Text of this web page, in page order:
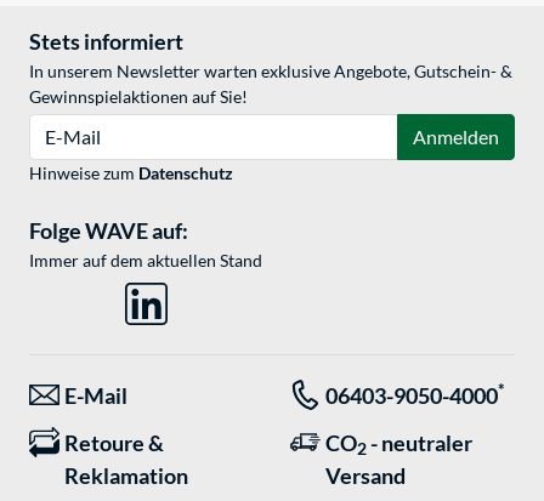
Stets informiert
In unserem Newsletter warten exklusive Angebote, Gutschein- &
Gewinnspielaktionen auf Sie!
Anmelden
Hinweise zum Datenschutz
Folge WAVE auf:
Immer auf dem aktuellen Stand
E-Mail 06403-9050-4000*
Retoure &
Reklamation
CO2 - neutraler
Versand